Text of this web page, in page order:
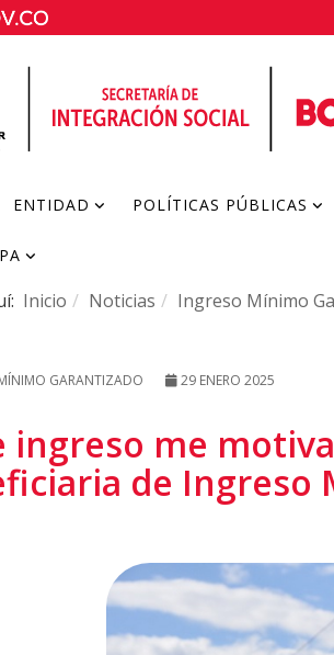
ENTIDAD POLÍTICAS PÚBLICAS
Inicio Noticias Ingreso Mínimo
GARANTIZADO 29 ENERO 2025
ingreso me
de Ingreso